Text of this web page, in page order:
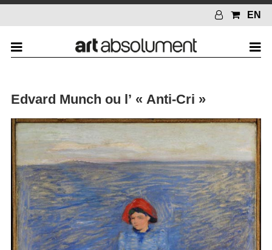
EN
Edvard Munch ou l’ « Anti-Cri »